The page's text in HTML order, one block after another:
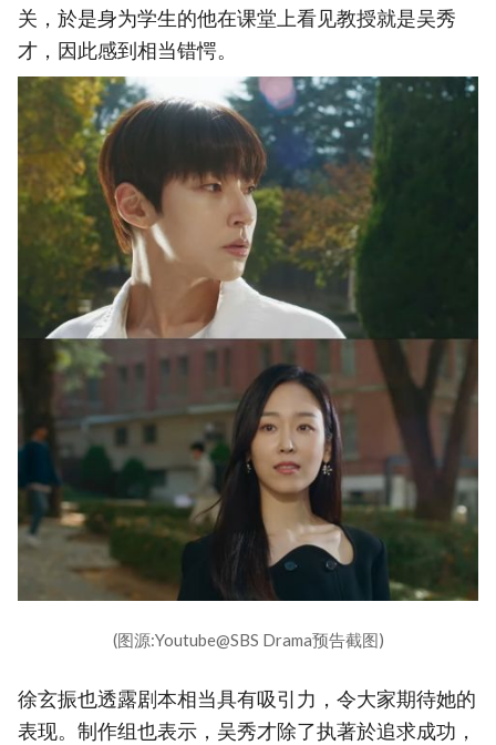
关，於是身为学生的他在课堂上看见教授就是吴秀
才，因此感到相当错愕。
(图源:Youtube@SBS Drama预告截图)
徐玄振也透露剧本相当具有吸引力，令大家期待她的
表现。制作组也表示，吴秀才除了执著於追求成功，